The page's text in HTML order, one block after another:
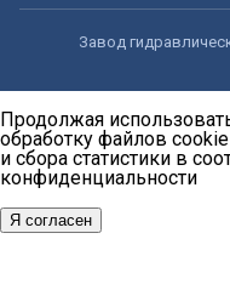
Завод
Продолжая
обработку файлов
и сбора статистики в
конфиденциальности
Я согласен